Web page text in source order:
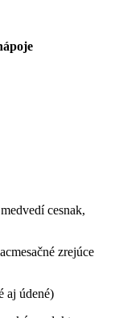
cesnak,
zrejúce
aj údené)